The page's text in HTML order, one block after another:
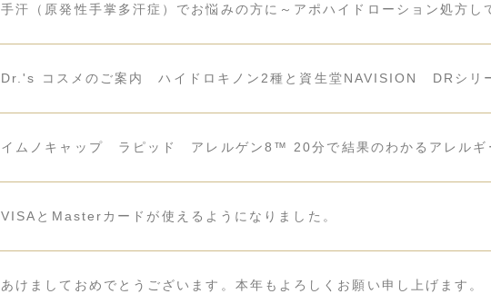
手汗（原発性手掌多汗症）でお悩みの方に～アポハイドローション処方し
Dr.'s コスメのご案内 ハイドロキノン2種と資生堂NAVISION DRシリ
イムノキャップ ラピッド アレルゲン8™ 20分で結果のわかるアレルギ
VISAとMasterカードが使えるようになりました。
あけましておめでとうございます。本年もよろしくお願い申し上げます。